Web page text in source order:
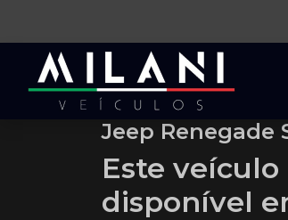
Jeep Renegade
Este
disponível